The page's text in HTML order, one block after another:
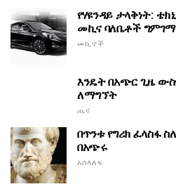
የሃዩንዳይ ታላቅነት:
መኪና ባለቤቶች
መኪኖች
እንዴት በአጭር ጊዜ
ለማግኘት
ጤና
በጥንቱ የግሪክ ፈላስፋ
በአጭሩ
አሰላለፍ